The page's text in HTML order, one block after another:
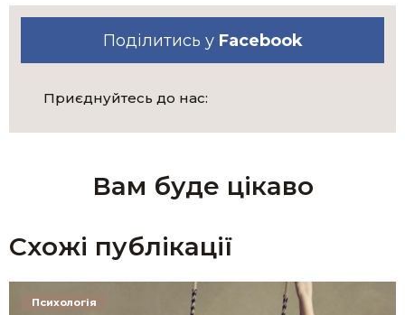
Поділитись у Facebook
Приєднуйтесь до нас:
Вам буде цікаво
Схожі публікації
Психологія